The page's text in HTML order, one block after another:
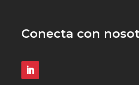
Conecta con